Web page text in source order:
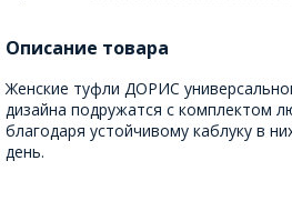
Описание товара
Женские туфли ДОРИС
дизайна подружатся с комплектом
благодаря устойчивому каблуку в
день.